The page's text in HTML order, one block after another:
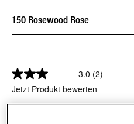
3.0 (2)
Jetzt Produkt bewerten